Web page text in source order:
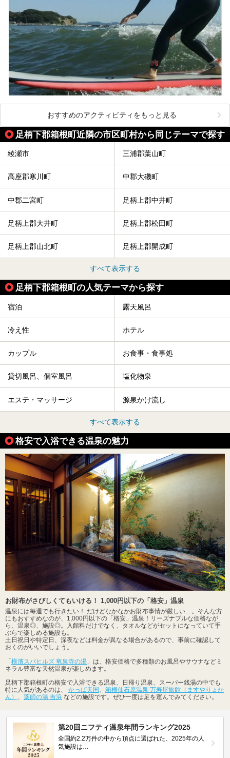
おすすめのアクティビティをもっと見る
足柄下郡箱根町近隣の市区町村から同じテーマで探す
綾瀬市 三浦郡葉山町
高座郡寒川町 中郡大磯町
中郡二宮町 足柄上郡中井町
足柄上郡大井町 足柄上郡松田町
足柄上郡山北町 足柄上郡開成町
すべて表示する
足柄下郡箱根町の人気テーマから探す
宿泊 露天風呂
冷え性 ホテル
カップル お食事・食事処
貸切風呂、個室風呂 塩化物泉
エステ・マッサージ 源泉かけ流し
すべて表示する
格安で入浴できる温泉の魅力
お財布がさびしくてもいける！ 1,000円以下の「格安」温泉
温泉には毎週でも行きたい！ だけどなかなかお財布事情が厳しい…。そんな方
にもおすすめなのが、1,000円以下の「格安」温泉！リーズナブルな価格なが
ら、温泉◎、施設◎。入館料だけでなく、タオルなどがセットになっていて手
ぶらで楽しめる施設も。
土日祝日や特定日、深夜などは料金が異なる場合があるので、事前に確認して
おくのがいいでしょう。
「 横濱スパヒルズ 竜泉寺の湯 」は、格安価格で多種類のお風呂やサウナなどミ
ネラル豊富な天然温泉が楽しめます。
足柄下郡箱根町の格安で入浴できる温泉、日帰り温泉、スーパー銭湯の中でも
特に人気があるのは、 かっぱ天国 、 箱根仙石原温泉 万寿屋旅館（ますやりょか
ん） 、 薬師の湯 吉浜 などの施設です。ぜひ一度は足を運んでみてください。
第20回ニフティ温泉年間ランキング2025
全国約2.2万件の中から頂点に選ばれた、2025年の人
気施設は…